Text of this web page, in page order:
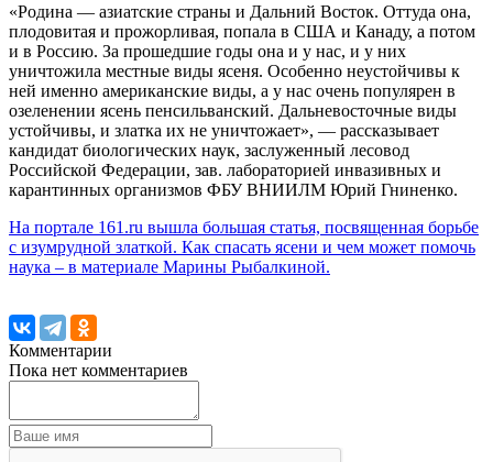
«Родина — азиатские страны и Дальний Восток. Оттуда она,
плодовитая и прожорливая, попала в США и Канаду, а потом
и в Россию. За прошедшие годы она и у нас, и у них
уничтожила местные виды ясеня. Особенно неустойчивы к
ней именно американские виды, а у нас очень популярен в
озеленении ясень пенсильванский. Дальневосточные виды
устойчивы, и златка их не уничтожает», — рассказывает
кандидат биологических наук, заслуженный лесовод
Российской Федерации, зав. лабораторией инвазивных и
карантинных организмов ФБУ ВНИИЛМ Юрий Гниненко.
На портале 161.ru вышла большая статья, посвященная борьбе
с изумрудной златкой. Как спасать ясени и чем может помочь
наука – в материале Марины Рыбалкиной.
Комментарии
Пока нет комментариев